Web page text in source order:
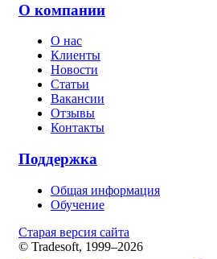
О компании
О нас
Клиенты
Новости
Статьи
Вакансии
Отзывы
Контакты
Поддержка
Общая информация
Обучение
Старая версия сайта
© Tradesoft, 1999–2026